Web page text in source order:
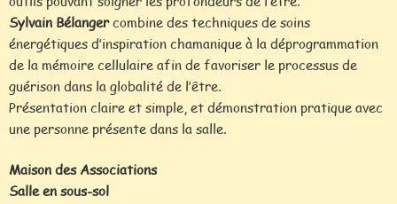
Sylvain Bélangercombine des techniques de soins
énergétiques d’inspiration chamanique à la déprogrammation
de la mémoire cellulaire afin de favoriser le processus de
guérison dans la globalité de l’être.
Présentation claire et simple, et démonstration pratique avec
une personne présente dans la salle.
Maison des Associations
Salle en sous-sol